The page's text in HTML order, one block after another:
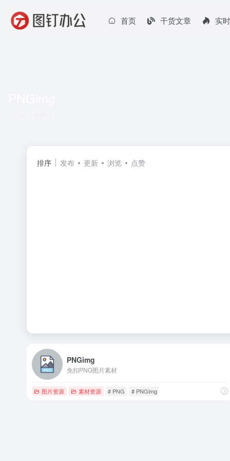
首页 干货文章 实
排序 发布 更新 浏览 点赞
PNGimg
免扣PNG图片素材
图片资源 素材资源 # PNG # PNGimg